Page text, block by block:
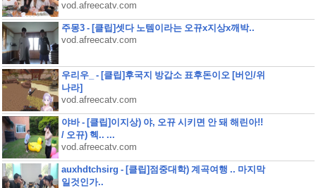
vod.afreecatv.com
주몽3 - [클립]셋다 노템이라는 오뀨x지상x깨박..
vod.afreecatv.com
우리우_ - [클립]후국지 방갑소 표후돈이오 [버인/위
나라]
vod.afreecatv.com
야바 - [클립]이지상) 야, 오뀨 시키면 안 돼 해린아!!
/ 오뀨) 헥.. ...
vod.afreecatv.com
auxhdtchsirg - [클립]점중대학) 계곡여행 .. 마지막
일것인가..